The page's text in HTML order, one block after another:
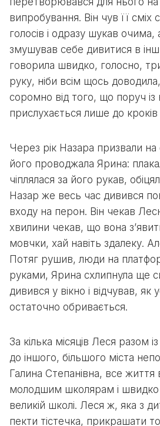
випробування. Він чув її сміх
голосів і одразу шукав
змушував себе дивитися в
говорила швидко, голосно,
руку, ніби всім щось
соромно від того, що поруч
прислухається лише до кроків
Через рік Назара призвали на
його проводжала Ярина:
чіплялася за його рукав,
Назар же весь час дивився
входу на перон. Він чекав
хвилини чекав, що вона
мовчки, хай навіть здалеку.
Потяг рушив, люди на
руками, Ярина схлипнула ще
дивився у вікно і відчував, як
остаточно обривається.
За кілька місяців Леся разом
до іншого, більшого міста
Галина Степанівна, все життя
молодшим школярам і швидко
великій школі. Леся ж, яка з
пекти тістечка, прикрашати